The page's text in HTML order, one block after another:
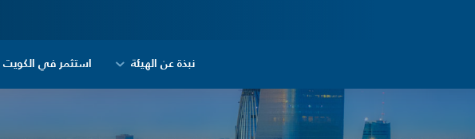
نبذة عن الهيئة استثمر في الكويت